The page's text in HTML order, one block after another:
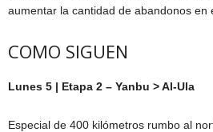
aumentar la cantidad de abandonos en
COMO SIGUEN
Lunes 5 | Etapa 2 – Yanbu > Al-Ula
Especial de 400 kilómetros rumbo al